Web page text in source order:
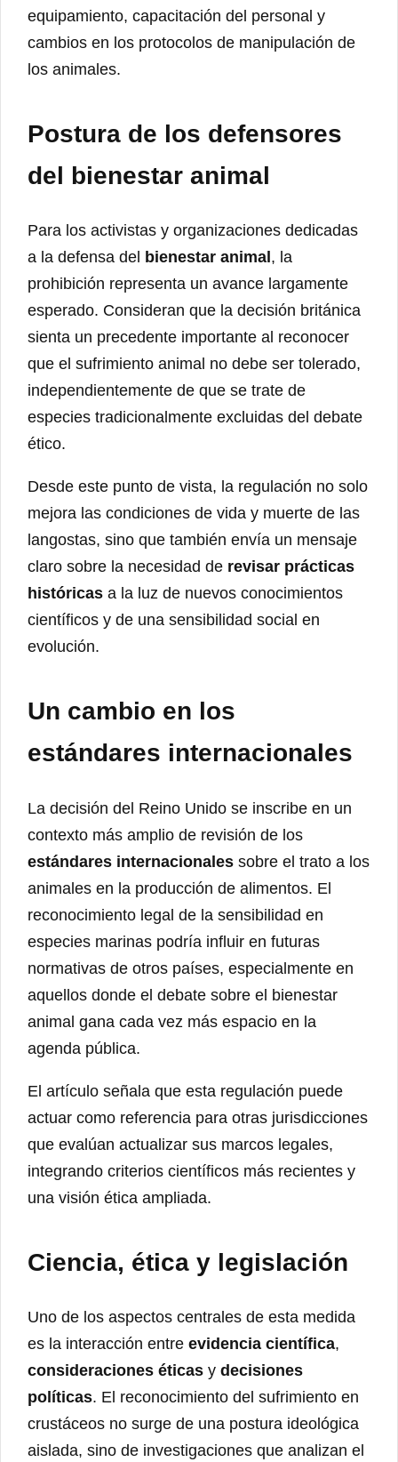
equipamiento, capacitación del personal y
cambios en los protocolos de manipulación de
los animales.
Postura de los defensores
del bienestar animal
Para los activistas y organizaciones dedicadas
a la defensa del bienestar animal , la
prohibición representa un avance largamente
esperado. Consideran que la decisión británica
sienta un precedente importante al reconocer
que el sufrimiento animal no debe ser tolerado,
independientemente de que se trate de
especies tradicionalmente excluidas del debate
ético.
Desde este punto de vista, la regulación no solo
mejora las condiciones de vida y muerte de las
langostas, sino que también envía un mensaje
claro sobre la necesidad de revisar prácticas
históricas a la luz de nuevos conocimientos
científicos y de una sensibilidad social en
evolución.
Un cambio en los
estándares internacionales
La decisión del Reino Unido se inscribe en un
contexto más amplio de revisión de los
estándares internacionales sobre el trato a los
animales en la producción de alimentos. El
reconocimiento legal de la sensibilidad en
especies marinas podría influir en futuras
normativas de otros países, especialmente en
aquellos donde el debate sobre el bienestar
animal gana cada vez más espacio en la
agenda pública.
El artículo señala que esta regulación puede
actuar como referencia para otras jurisdicciones
que evalúan actualizar sus marcos legales,
integrando criterios científicos más recientes y
una visión ética ampliada.
Ciencia, ética y legislación
Uno de los aspectos centrales de esta medida
es la interacción entre evidencia científica,
consideraciones éticas y decisiones
políticas. El reconocimiento del sufrimiento en
crustáceos no surge de una postura ideológica
aislada, sino de investigaciones que analizan el